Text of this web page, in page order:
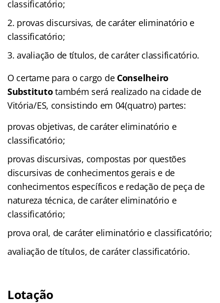
classificatório;
provas discursivas, de caráter eliminatório e
classificatório;
avaliação de títulos, de caráter classificatório.
O certame para o cargo de Conselheiro
Substitutotambém será realizado na cidade de
Vitória/ES, consistindo em 04(quatro) partes:
provas objetivas, de caráter eliminatório e
classificatório;
provas discursivas, compostas por questões
discursivas de conhecimentos gerais e de
conhecimentos específicos e redação de peça de
natureza técnica, de caráter eliminatório e
classificatório;
prova oral, de caráter eliminatório e classificatório;
avaliação de títulos, de caráter classificatório.
Lotação